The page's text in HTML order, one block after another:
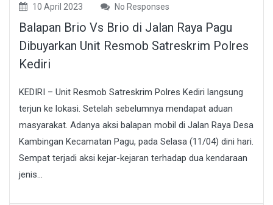
10 April 2023 No Responses
Balapan Brio Vs Brio di Jalan Raya Pagu
Dibuyarkan Unit Resmob Satreskrim Polres
Kediri
KEDIRI – Unit Resmob Satreskrim Polres Kediri langsung
terjun ke lokasi. Setelah sebelumnya mendapat aduan
masyarakat. Adanya aksi balapan mobil di Jalan Raya Desa
Kambingan Kecamatan Pagu, pada Selasa (11/04) dini hari.
Sempat terjadi aksi kejar-kejaran terhadap dua kendaraan
jenis...